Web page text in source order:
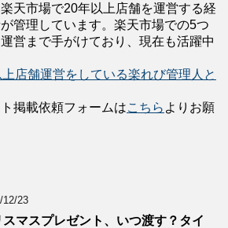
天市場で20年以上店舗を運営する経
管理しています。楽天市場での5つ
営まで手がけており、現在も活躍中
上店舗運営をしている楽れび管理人と
掲載依頼フォームはこちら よりお願
12/23
スマスプレゼント、いつ渡す？タイ